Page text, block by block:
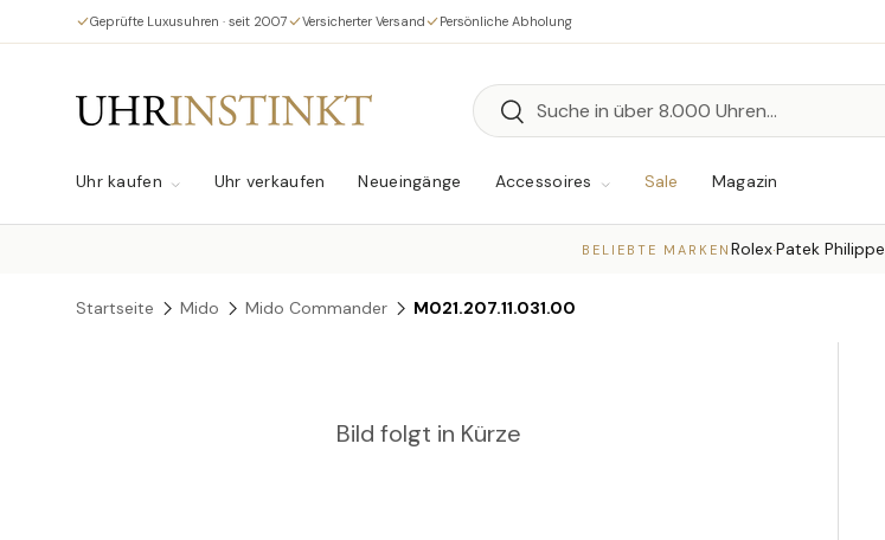
Direkt zum Inhalt
Geprüfte Luxusuhren · seit 2007 Versicherter Versand Persönliche Abholung
Suchen
Suchen
Uhr kaufen Uhr verkaufen Neueingänge Accessoires Sale Magazin
BELIEBTE MARKEN Rolex·Patek Philippe
Startseite Mido Mido Commander M021.207.11.031.00
Bild folgt in Kürze